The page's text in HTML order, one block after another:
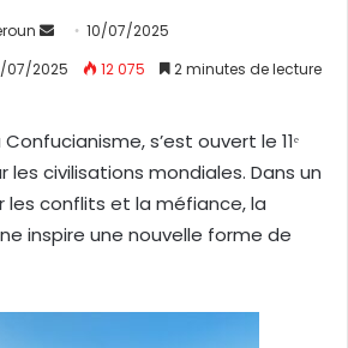
n
y
e
r
u
o
10/07/2025
07/2025
12 075 2 minutes de lecture
s’est ouvert le 11ᵉ
les civilisations mondiales. Dans un
les conflits et la méfiance, la
inspire une nouvelle forme de